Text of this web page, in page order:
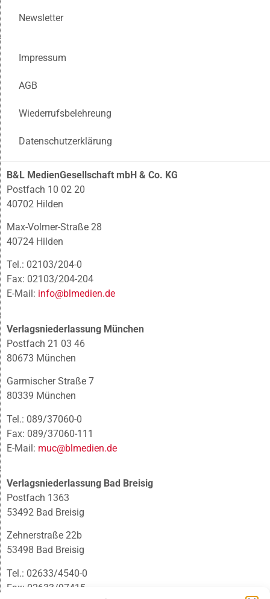
Newsletter
Impressum
AGB
Wiederrufsbelehreung
Datenschutzerklärung
B&L MedienGesellschaft mbH & Co. KG
Postfach 10 02 20
40702 Hilden
Max-Volmer-Straße 28
40724 Hilden
Tel.: 02103/204-0
Fax: 02103/204-204
E-Mail: info@blmedien.de
Verlagsniederlassung München
Postfach 21 03 46
80673 München
Garmischer Straße 7
80339 München
Tel.: 089/37060-0
Fax: 089/37060-111
E-Mail: muc@blmedien.de
Verlagsniederlassung Bad Breisig
Postfach 1363
53492 Bad Breisig
Zehnerstraße 22b
53498 Bad Breisig
Tel.: 02633/4540-0
Fax: 02633/97415